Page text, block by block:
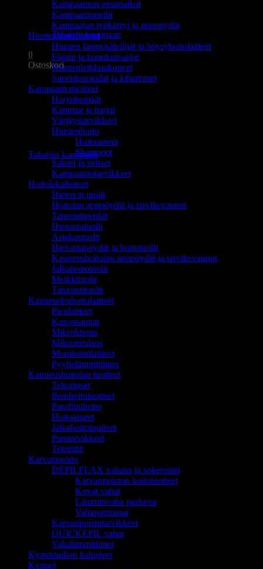
Ostoskori on tyhjä.
Takaisin kauppaan
0
Ostoskori
Ostoskori on tyhjä.
Takaisin kauppaan
Kampaamon pesupaikat
Kampaamopeilit
Kampaajan työkärryt ja apupöydät
Hiustenhoitolaitteet
Hiusten lämpösäteilijät ja höyryhoitolaitteet
Föönit ja kupukuivaajat
Hiustenleikkuukoneet
Suoristusraudat ja kihartimet
Kampaamotuotteet
Harjoituspäät
Kammat ja harjat
Värjäystarvikkeet
Hiustenhoito
Hoitoaineet
Shampoot
Sakset ja veitset
Kampaamotarvikkeet
Hoitolakalusteet
Hierovat tuolit
Hoitolan apupöydät ja tarvikevaunut
Tatuointipenkit
Hierontatuolit
Asiakastuolit
Hierontapöydät ja hoitotuolit
Kauneushoitolan apupöydät ja tarvikevaunut
Jalkahoitotuolit
Meikkituolit
Tatuointituolit
Kauneudenhoitolaitteet
Pienlaitteet
Kasvosaunat
Mikrohionta
Mikroneulaus
Monitoimilaitteet
Pyyhelämmittimet
Kauneushoitolan tuotteet
Tekoripset
Ihonhoitotuotteet
Parafiinihoito
Hoitoaineet
Jalkahoitotuotteet
Pientarvikkeet
Tekstiilit
Karvanpoisto
DEPILFLAX vahaus ja sokerointi
Karvanpoiston hoitotuotteet
Kovat vahat
Lämminvaha purkissa
Vahapatruunat
Karvanpoistotarvikkeet
QUICKEPIL vahat
Vahalämmittimet
Kynsistudion kalusteet
Kynnet